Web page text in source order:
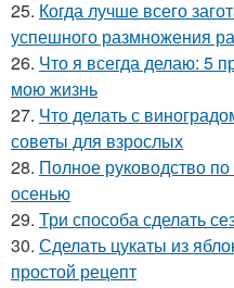
25. Когда лучше всего
успешного размножения
26. Что я всегда делаю: 5
мою жизнь
27. Что делать с
советы для взрослых
28. Полное руководство
осенью
29. Три способа сделать
30. Сделать цукаты из
простой рецепт